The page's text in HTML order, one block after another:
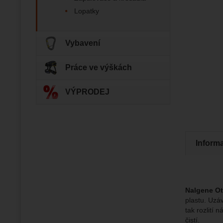
Tyto
Nalgene
plastu.
tak rozlití
čistí.
Lopatky
Vybavení
Práce ve výškách
VÝPRODEJ